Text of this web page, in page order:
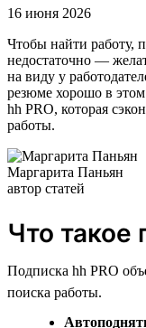
16 июня 2026
Чтобы найти работу,
недостаточно —
на виду у
резюме хорошо в
hh PRO, которая
работы.
Маргарита Паньян
автор статей
Что такое
Подписка hh PRO
поиска работы.